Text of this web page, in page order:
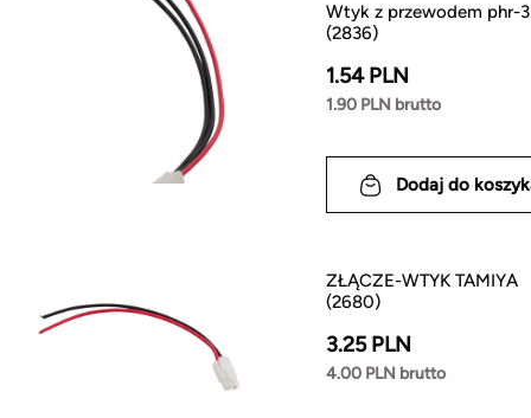
Wtyk z przewodem phr-3
(2836)
1.54 PLN
1.90 PLN brutto
Dodaj do
ZŁĄCZE-WTYK TAMIYA
(2680)
3.25 PLN
4.00 PLN brutto